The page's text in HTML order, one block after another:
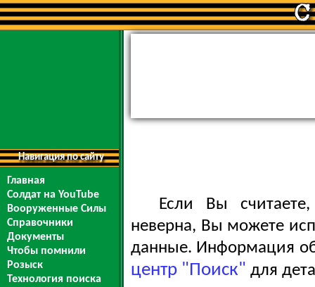
Навигация по сайту
Главная
Солдат на YouTube
Вооруженные Силы
Справочники
Документы
Чтобы помнили
Розыск
Технология поиска
Если Вы
неверна, Вы можете
данные. Информация
центр "Поиск" для